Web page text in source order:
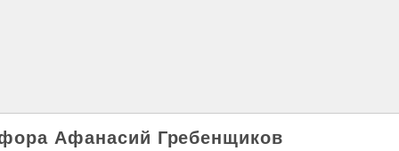
Афанасий Гребенщиков